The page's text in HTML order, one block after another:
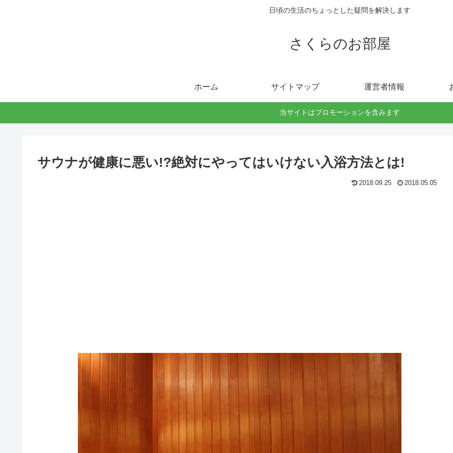
日頃の生活のちょっとした疑問を解決します
さくらのお部屋
ホーム サイトマップ 運営者情報
当サイトはプロモーションを含みます
サウナが健康に悪い!?絶対にやってはいけない入浴方法とは!
2018.09.25 2018.05.05